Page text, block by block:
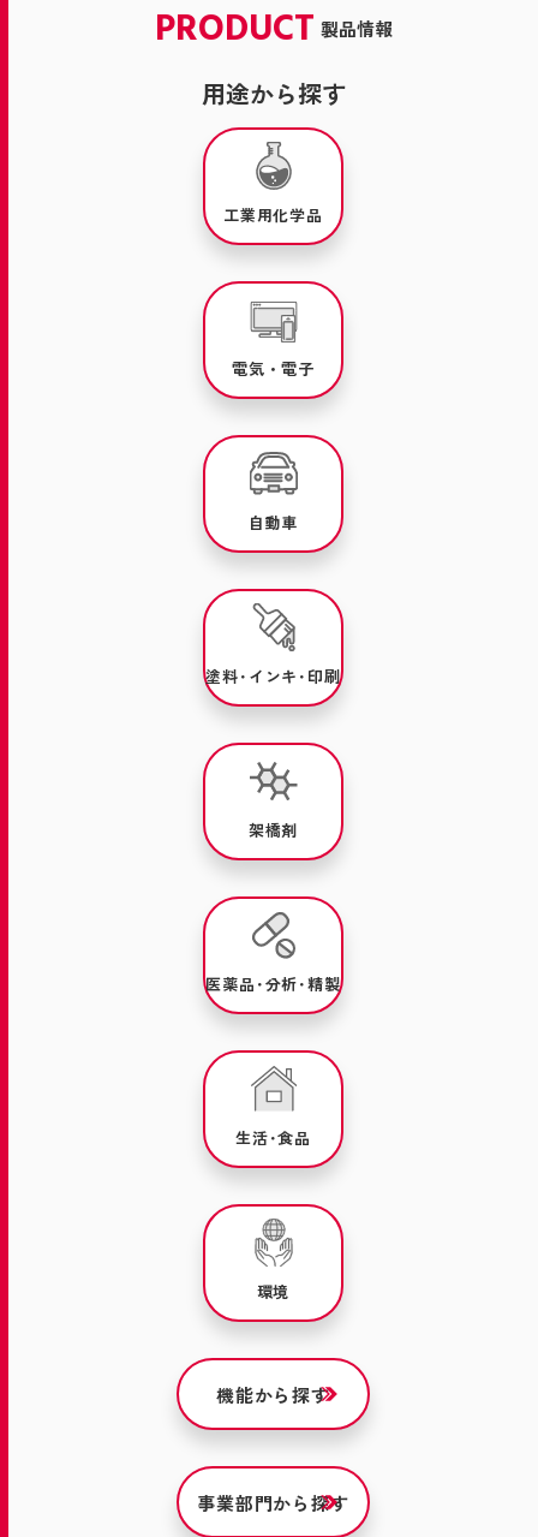
製品情報
PRODUCT
用途から探す
工業用化学品
電気・電子
自動車
塗料･インキ･印刷
架橋剤
医薬品･分析･精製
生活･食品
環境
機能から探す
事業部門から探す